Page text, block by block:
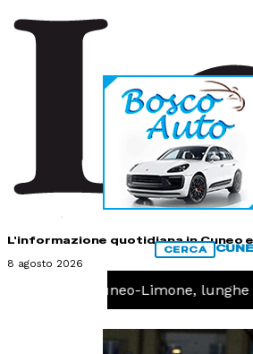
L'informazione quotidiana in Cuneo
8 agosto 2026
CERCA
Ferrovia Cuneo-Limone, lunghe